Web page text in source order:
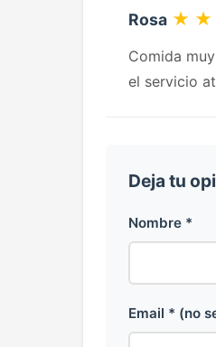
Rosa ★ ★
Comida
el servicio
Deja tu
Nombre *
Email * (no